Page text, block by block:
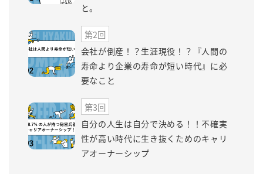
と。
第2回
会社が倒産！？生涯現役！？『人間の
寿命より企業の寿命が短い時代』に必
要なこと
第3回
自分の人生は自分で決める！！不確実
性が高い時代に生き抜くためのキャリ
アオーナーシップ